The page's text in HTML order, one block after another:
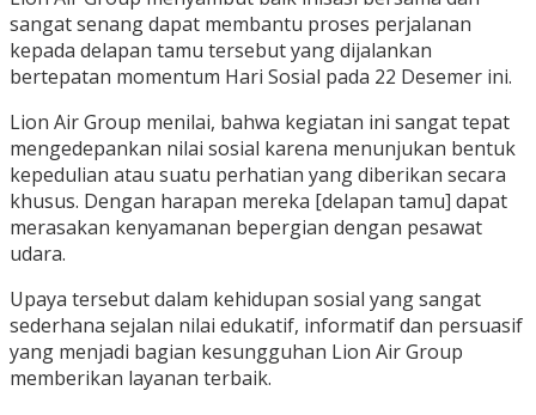
sangat senang dapat membantu proses perjalanan
kepada delapan tamu tersebut yang dijalankan
bertepatan momentum Hari Sosial pada 22 Desemer ini.
Lion Air Group menilai, bahwa kegiatan ini sangat tepat
mengedepankan nilai sosial karena menunjukan bentuk
kepedulian atau suatu perhatian yang diberikan secara
khusus. Dengan harapan mereka [delapan tamu] dapat
merasakan kenyamanan bepergian dengan pesawat
udara.
Upaya tersebut dalam kehidupan sosial yang sangat
sederhana sejalan nilai edukatif, informatif dan persuasif
yang menjadi bagian kesungguhan Lion Air Group
memberikan layanan terbaik.